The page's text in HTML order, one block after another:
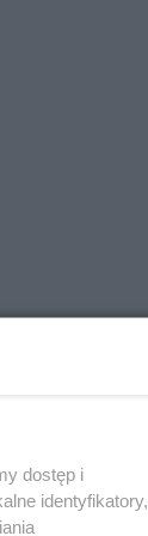
dostęp i
identyfikatory,